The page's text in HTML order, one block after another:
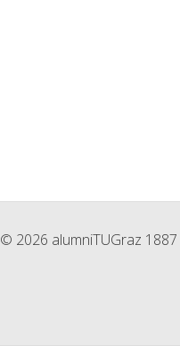
© 2026 alumniTUGraz 1887